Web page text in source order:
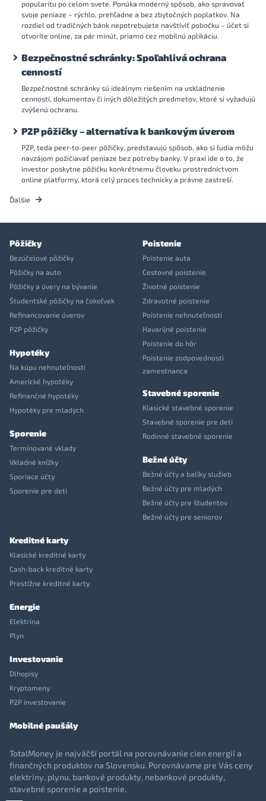
popularitu po celom svete. Ponúka moderný spôsob, ako spravovať
svoje peniaze – rýchlo, prehľadne a bez zbytočných poplatkov. Na
rozdiel od tradičných bánk nepotrebujete navštíviť pobočku – účet si
otvoríte online, za pár minút, priamo cez mobilnú aplikáciu.
Bezpečnostné schránky: Spoľahlivá ochrana
cenností
Bezpečnostné schránky sú ideálnym riešením na uskladnenie
cenností, dokumentov či iných dôležitých predmetov, ktoré si vyžadujú
zvýšenú ochranu.
P2P pôžičky – alternatíva k bankovým úverom
P2P, teda peer-to-peer pôžičky, predstavujú spôsob, ako si ľudia môžu
navzájom požičiavať peniaze bez potreby banky. V praxi ide o to, že
investor poskytne pôžičku konkrétnemu človeku prostredníctvom
online platformy, ktorá celý proces technicky a právne zastreší.
Ďalšie
Pôžičky
Bezúčelové pôžičky
Pôžičky na auto
Pôžičky a úvery na bývanie
Študentské pôžičky na čokoľvek
Refinancovanie úverov
P2P pôžičky
Hypotéky
Na kúpu nehnuteľnosti
Americké hypotéky
Refinančné hypotéky
Hypotéky pre mladých
Sporenie
Termínované vklady
Vkladné knížky
Sporiace účty
Sporenie pre deti
Poistenie
Poistenie auta
Cestovné poistenie
Životné poistenie
Zdravotné poistenie
Poistenie nehnuteľnosti
Havarijné poistenie
Poistenie do hôr
Poistenie zodpovednosti
zamestnanca
Stavebné sporenie
Klasické stavebné sporenie
Stavebné sporenie pre deti
Rodinné stavebné sporenie
Bežné účty
Bežné účty a balíky služieb
Bežné účty pre mladých
Bežné účty pre študentov
Bežné účty pre seniorov
Kreditné karty
Klasické kreditné karty
Cash-back kreditné karty
Prestížne kreditné karty
Energie
Elektrina
Plyn
Investovanie
Dlhopisy
Kryptomeny
P2P investovanie
Mobilné paušály
TotalMoney je najväčší portál na porovnávanie cien energií a
finančných produktov na Slovensku. Porovnávame pre Vás ceny
elektriny, plynu, bankové produkty, nebankové produkty,
stavebné sporenie a poistenie.